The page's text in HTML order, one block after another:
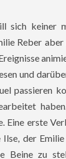
sich keiner
Reber
und
passieren
Eine erste
Ilse, der
Beine zu